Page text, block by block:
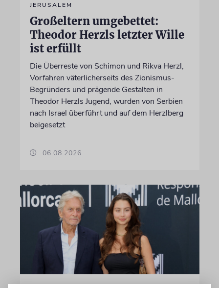
JERUSALEM
Großeltern umgebettet:
Theodor Herzls letzter Wille
ist erfüllt
Die Überreste von Schimon und Rikva Herzl,
Vorfahren väterlicherseits des Zionismus-
Begründers und prägende Gestalten in
Theodor Herzls Jugend, wurden von Serbien
nach Israel überführt und auf dem Herzlberg
beigesetzt
06.08.2026